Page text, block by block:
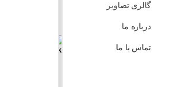
گالری تصاویر
درباره ما
تماس با ما